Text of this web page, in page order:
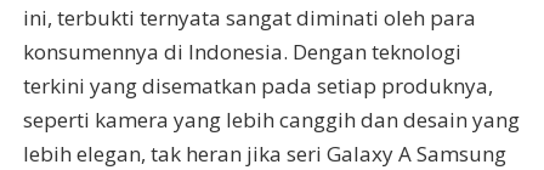
ini, terbukti ternyata sangat diminati oleh para
konsumennya di Indonesia. Dengan teknologi
terkini yang disematkan pada setiap produknya,
seperti kamera yang lebih canggih dan desain yang
lebih elegan, tak heran jika seri Galaxy A Samsung